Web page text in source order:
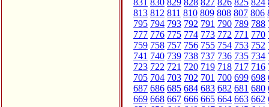
831 830 829 828 827 826 825 824
813 812 811 810 809 808 807 806
795 794 793 792 791 790 789 788
777 776 775 774 773 772 771 770
759 758 757 756 755 754 753 752
741 740 739 738 737 736 735 734
723 722 721 720 719 718 717 716
705 704 703 702 701 700 699 698
687 686 685 684 683 682 681 680
669 668 667 666 665 664 663 662